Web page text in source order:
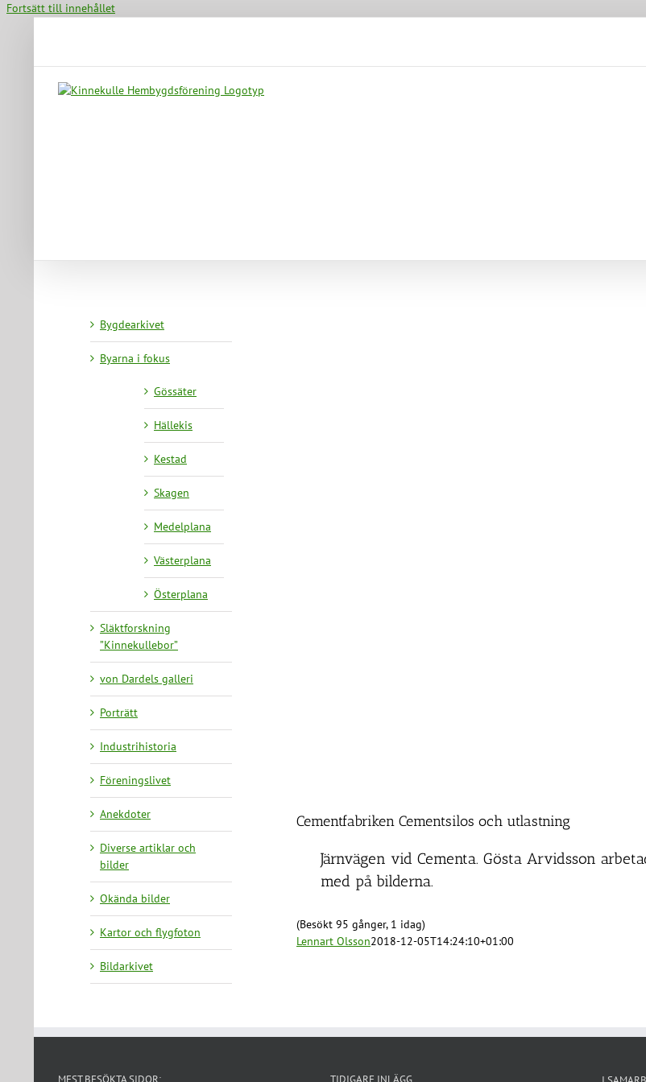
Fortsätt till innehållet
Cementfabriken Cementsilos och utlastning
Järnvägen vid Cementa. Gösta Arvidsson
med på bilderna.
(Besökt 95 gånger, 1 idag)
Lennart Olsson2018-12-05T14:24:10+01:00
Bygdearkivet
Byarna i fokus
Gössäter
Hällekis
Kestad
Skagen
Medelplana
Västerplana
Österplana
Släktforskning
”Kinnekullebor”
von Dardels galleri
Porträtt
Industrihistoria
Föreningslivet
Anekdoter
Diverse artiklar och
bilder
Okända bilder
Kartor och flygfoton
Bildarkivet
MEST BESÖKTA SIDOR: TIDIGARE INLÄGG